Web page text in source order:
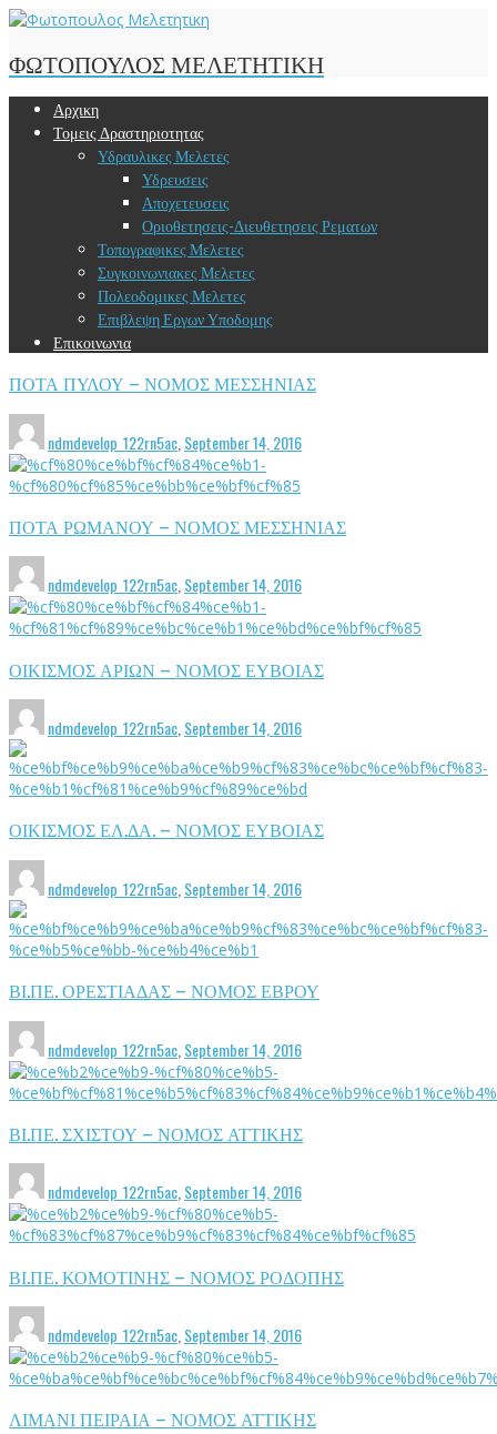
ΦΩΤΟΠΟΥΛΟΣ ΜΕΛΕΤΗΤΙΚΗ
Αρχικη
Τομεις Δραστηριοτητας
Υδραυλικες Μελετες
Υδρευσεις
Αποχετευσεις
Οριοθετησεις-Διευθετησεις Ρεματων
Τοπογραφικες Μελετες
Συγκοινωνιακες Μελετες
Πολεοδομικες Μελετες
Επιβλεψη Εργων Υποδομης
Επικοινωνια
ΠΟΤΑ ΠΥΛΟΥ – ΝΟΜΟΣ ΜΕΣΣΗΝΙΑΣ
ndmdevelop_122rn5ac September 14, 2016
ΠΟΤΑ ΡΩΜΑΝΟΥ – ΝΟΜΟΣ ΜΕΣΣΗΝΙΑΣ
ndmdevelop_122rn5ac,September 14, 2016
ΟΙΚΙΣΜΟΣ ΑΡΙΩΝ – ΝΟΜΟΣ ΕΥΒΟΙΑΣ
ndmdevelop_122rn5ac September 14, 2016
ΟΙΚΙΣΜΟΣ ΕΛ.ΔΑ. – ΝΟΜΟΣ ΕΥΒΟΙΑΣ
ndmdevelop_122rn5ac September 14, 2016
ΒΙ.ΠΕ. ΟΡΕΣΤΙΑΔΑΣ – ΝΟΜΟΣ ΕΒΡΟΥ
ndmdevelop_122rn5ac September 14, 2016
ΒΙ.ΠΕ. ΣΧΙΣΤΟΥ – ΝΟΜΟΣ ΑΤΤΙΚΗΣ
ndmdevelop_122rn5ac,September 14, 2016
ΒΙ.ΠΕ. ΚΟΜΟΤΙΝΗΣ – ΝΟΜΟΣ ΡΟΔΟΠΗΣ
ndmdevelop_122rn5ac September 14, 2016
ΛΙΜΑΝΙ ΠΕΙΡΑΙΑ – ΝΟΜΟΣ ΑΤΤΙΚΗΣ